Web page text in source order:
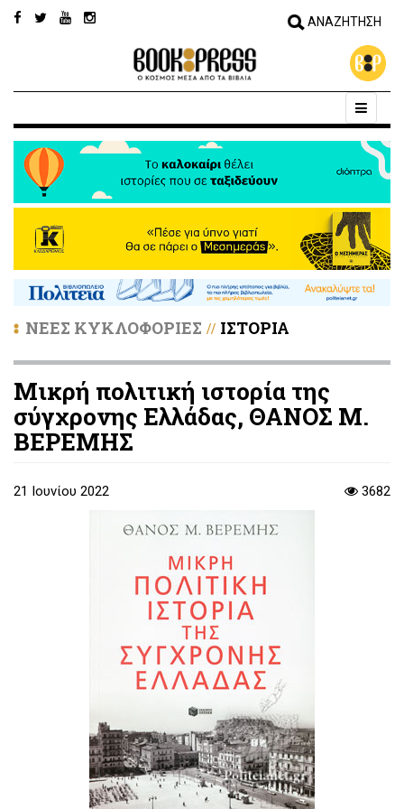
ΝΕΕΣ ΚΥΚΛΟΦΟΡΙΕΣ // ΙΣΤΟΡΙΑ
Μικρή πολιτική ιστορία της
σύγχρονης Ελλάδας, ΘΑΝΟΣ Μ.
ΒΕΡΕΜΗΣ
21 Ιουνίου 2022 3682